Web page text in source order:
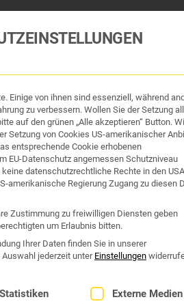
& Organ-Uhr
schnell und 24/7 für Sie da!
ab €50
Einige von ihnen sind essenziell, während
zu verbessern. Wollen Sie der Setzung
auf den grünen „Alle akzeptieren“ Button.
Setzung von Cookies US-amerikanischer
entsprechende Cookie erhobenen
EU-Datenschutz angemessen Schutzniveau
datenschutzrechtliche Rechte in den USA
amerikanische Regierung Zugang zu diesen
Zustimmung zu freiwilligen Diensten geben
um Erlaubnis bitten.
Ihrer Daten finden Sie in unserer
jederzeit unterEinstellungen
für die eine Einwilligung
Statistiken Externe Medien